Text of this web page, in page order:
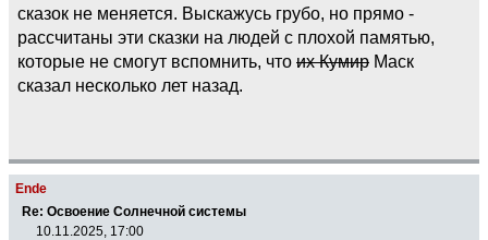
сказок не меняется. Выскажусь грубо, но прямо -
рассчитаны эти сказки на людей с плохой памятью,
которые не смогут вспомнить, что их Кумир Маск
сказал несколько лет назад.
Ende
Re: Освоение Солнечной системы
10.11.2025, 17:00